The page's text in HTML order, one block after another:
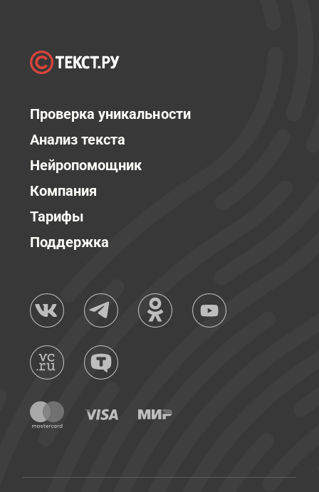
Проверка уникальности
Анализ текста
Нейропомощник
Компания
Тарифы
Поддержка